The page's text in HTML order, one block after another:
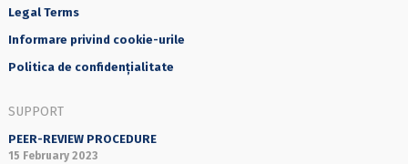
Legal Terms
Informare privind cookie-urile
Politica de confidențialitate
SUPPORT
PEER-REVIEW PROCEDURE
15 February 2023